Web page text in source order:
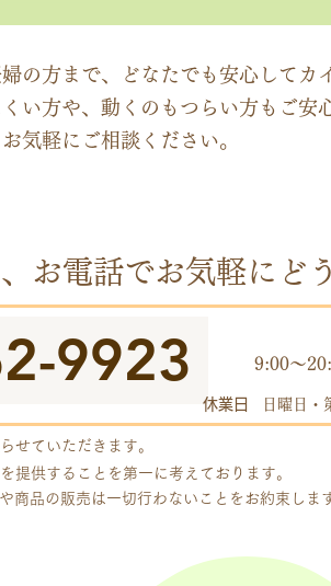
ニケーションを円
ーチす
の方まで、どなたでも安心してカ
い方や、動くのもつらい方もご安
気軽にご相談ください。
お電話でお気軽にど
9923 9:00～
休業日 日曜日・
せていただきます。
提供することを第一に考えております。
商品の販売は一切行わないことをお約束しま